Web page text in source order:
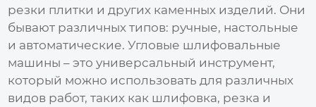
резки плитки и других каменных изделий. Они
бывают различных типов: ручные, настольные
и автоматические. Угловые шлифовальные
машины – это универсальный инструмент,
который можно использовать для различных
видов работ, таких как шлифовка, резка и